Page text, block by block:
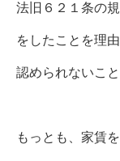
法旧６２１条の
をしたことを理
認められないこ
もっとも、家賃